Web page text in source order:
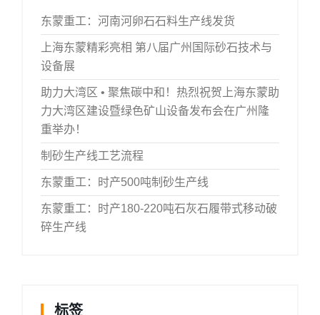
东蒙重工：河南河卵石石料生产线发货
上海东蒙精彩亮相 第八届广州国际砂石技术与
设备展
助力大湾区 • 聚焦碳中和！热烈祝贺上海东蒙助
力大湾区建设暨绿色矿山设备发布会在广州隆
重举办！
制砂生产线工艺流程
东蒙重工：时产500吨制砂生产线
东蒙重工：时产180-220吨石灰石履带式移动破
碎生产线
标签